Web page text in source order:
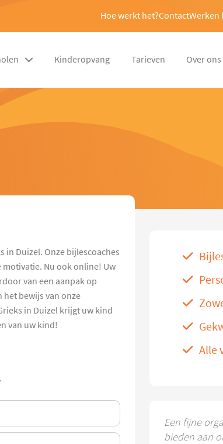
Hoe werkt het?ContactWerken
Kinderopvang Tarieven Over ons
in Duizel. Onze bijlescoaches
Nu ook online! Uw
van een aanpak op
bewijs van onze
in Duizel krijgt uw kind
van uw kind!
Alle
Een fijne
bieden aan